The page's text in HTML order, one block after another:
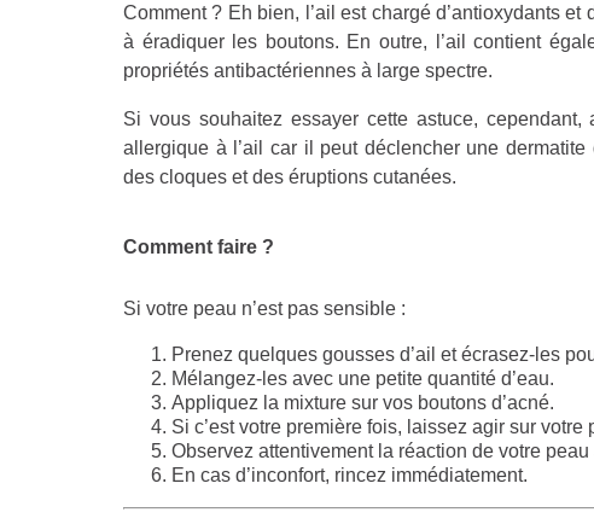
Comment ? Eh bien, l’ail est chargé d’antioxydants
à éradiquer les boutons. En outre, l’ail contient
propriétés antibactériennes à large spectre.
Si vous souhaitez essayer cette astuce, cependant,
allergique à l’ail car il peut déclencher une
des cloques et des éruptions cutanées.
Comment faire ?
Si votre peau n’est pas sensible :
Prenez quelques gousses d’ail et écrasez-les
Mélangez-les avec une petite quantité d’eau.
Appliquez la mixture sur vos boutons d’acné.
Si c’est votre première fois, laissez agir sur
Observez attentivement la réaction de votre peau
En cas d’inconfort, rincez immédiatement.